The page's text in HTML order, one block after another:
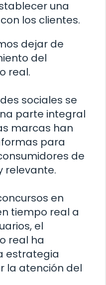
una
los clientes.
dejar de
del
real.
sociales se
parte integral
marcas han
para
de
relevante.
en
tiempo real a
el
real ha
estrategia
la atención del